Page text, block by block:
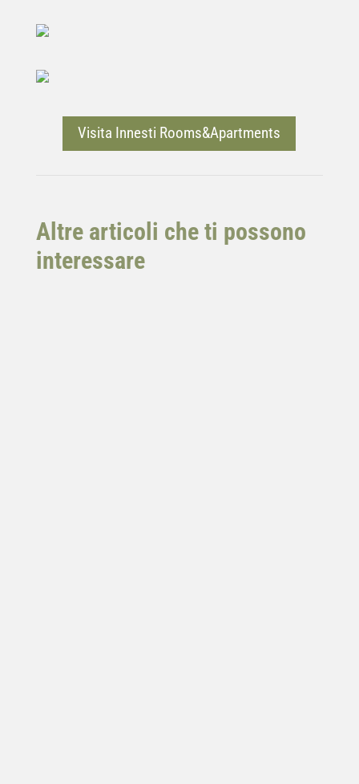
Visita Innesti Rooms&Apartments
Altre articoli che ti possono
interessare